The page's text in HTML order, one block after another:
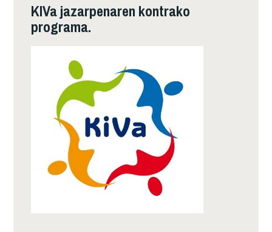
KIVa jazarpenaren kontrako
programa.